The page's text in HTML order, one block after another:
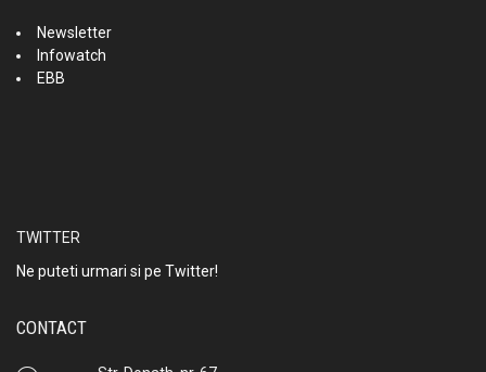
Newsletter
Infowatch
EBB
TWITTER
Ne puteti urmari si pe Twitter!
CONTACT